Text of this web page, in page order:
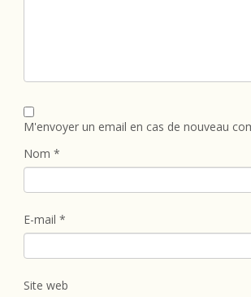
M'envoyer un email en cas de nouveau
Nom *
E-mail *
Site web